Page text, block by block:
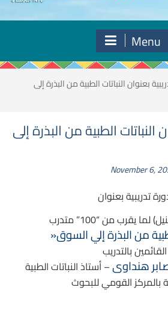
Menu
بعنوان النباتات الطبية من البذرة إلى
النباتات الطبية من البذرة إلى
November 6,
تدريبية بعنوان
لما يقرب من “100” متدرب
من البذرة إلي السوق«
القائمين بالتدريب
هنداوى– أستاذ النباتات الطبية
بالمركز القومي للبحوث